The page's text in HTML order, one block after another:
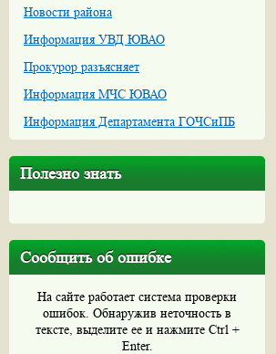
Новости района
Информация УВД ЮВАО
Прокурор разъясняет
Информация МЧС ЮВАО
Информация Департамента ГОЧСиПБ
Полезно знать
Сообщить об ошибке
На сайте работает система проверки
ошибок. Обнаружив неточность в
тексте, выделите ее и нажмите Ctrl +
Enter.